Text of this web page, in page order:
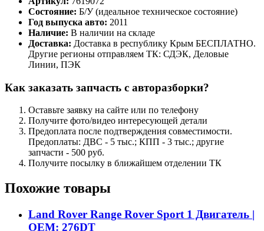
Состояние: Б/У (идеальное техническое состояние)
Год выпуска авто: 2011
Наличие: В наличии на складе
Доставка: Доставка в республику Крым БЕСПЛАТНО.
Другие регионы отправляем ТК: СДЭК, Деловые
Линии, ПЭК
Как заказать запчасть с авторазборки?
Оставьте заявку на сайте или по телефону
Получите фото/видео интересующей детали
Предоплата после подтверждения совместимости.
Предоплаты: ДВС - 5 тыс.; КПП - 3 тыс.; другие
запчасти - 500 руб.
Получите посылку в ближайшем отделении ТК
Похожие товары
Land Rover Range Rover Sport 1 Двигатель |
OEM: 276DT